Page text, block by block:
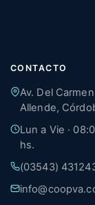
CONTACTO
Av. Del Carmen
Allende,
Lun a Vie ·
hs.
(03543)